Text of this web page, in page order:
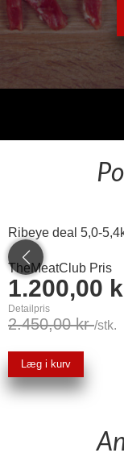
Ribeye deal 5,0-
TheMeatClub Pris
1.200,00
Detailpris
2.450,00 kr/stk.
Læg i kurv